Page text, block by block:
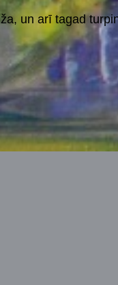
un arī tagad